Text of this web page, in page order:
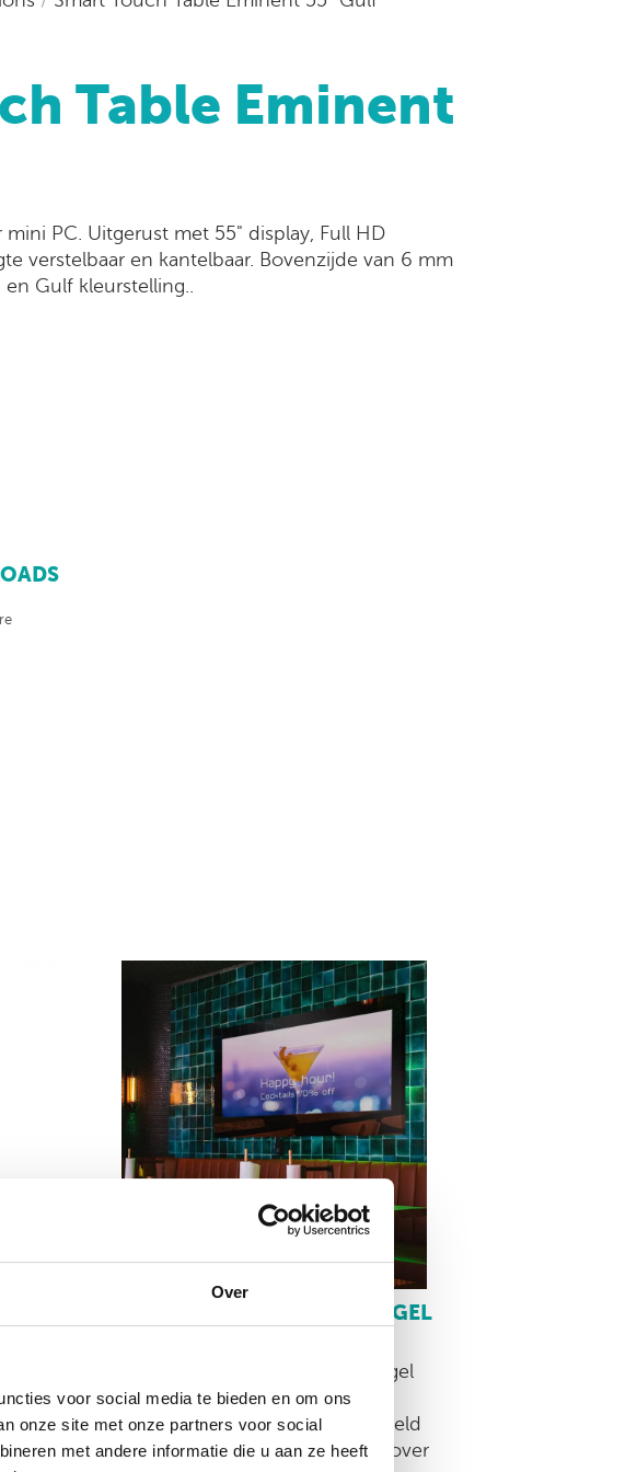
Over
voor social media te bieden en om ons
onze site met onze partners voor social
met andere informatie die u aan ze heeft
Table Eminent
PC. Uitgerust met 55" display, Full HD
verstelbaar en kantelbaar. Bovenzijde van 6 mm
Gulf kleurstelling..
voor
bij
BAR / CLUB INSPIRATIE SPIEGEL
De gast kan de interactieve spiegel
gebruiken waarvoor spiegels zijn
bedoeld maar kan ook bijvoorbeeld
het laatste eventnieuws en info over